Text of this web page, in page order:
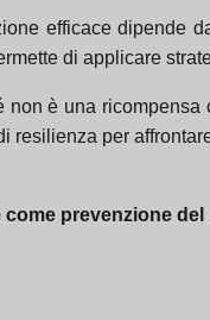
efficace dipende
di applicare
non è una
resilienza per
come prevenzione